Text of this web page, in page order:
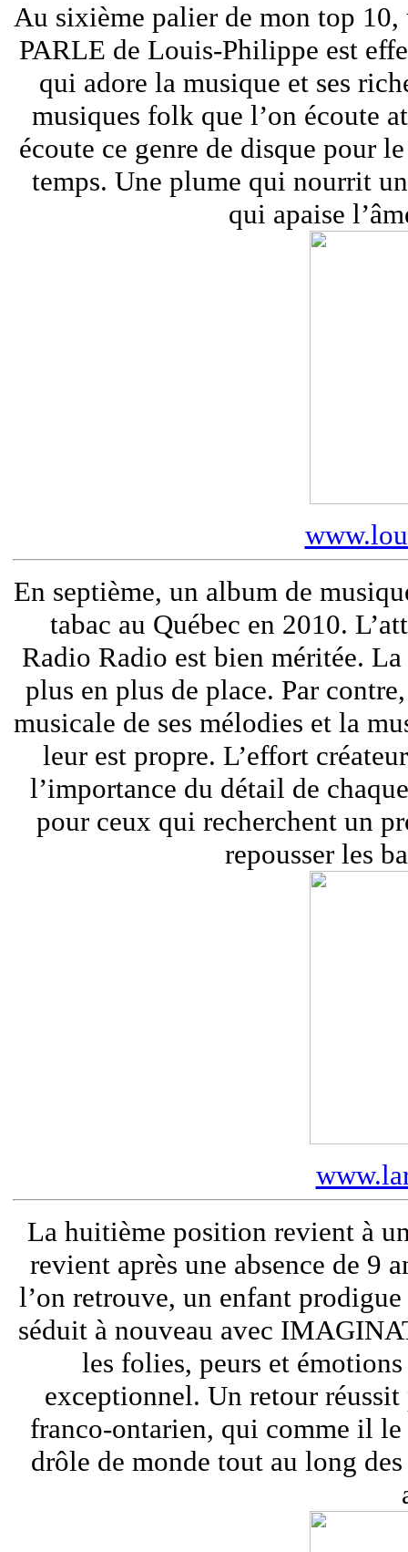
Au sixième palier de mon top
PARLE de Louis-Philippe est
qui adore la musique et ses
musiques folk que l’on écoute
écoute ce genre de disque pour
temps. Une plume qui nourrit
qui apaise
En septième, un album de
tabac au Québec en 2010.
Radio Radio est bien méritée.
plus en plus de place. Par
musicale de ses mélodies et la
leur est propre. L’effort
l’importance du détail de
pour ceux qui recherchent un
repousser les
La huitième position revient à
revient après une absence de 9
l’on retrouve, un enfant
séduit à nouveau avec
les folies, peurs et
exceptionnel. Un retour
franco-ontarien, qui comme il
drôle de monde tout au long